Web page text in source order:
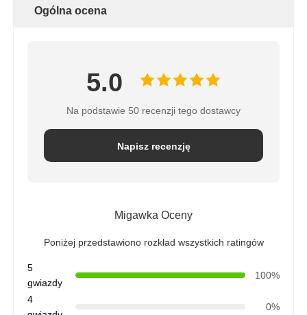
Ogólna ocena
5.0
Na podstawie 50 recenzji tego dostawcy
Napisz recenzję
Migawka Oceny
Poniżej przedstawiono rozkład wszystkich ratingów
5
gwiazdy
100%
4
0%